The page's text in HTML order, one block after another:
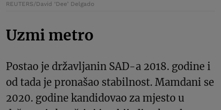
REUTERS/David ‘Dee’ Delgado
Uzmi metro
Postao je državljanin SAD-a 2018. godine i
od tada je pronašao stabilnost. Mamdani se
2020. godine kandidovao za mjesto u